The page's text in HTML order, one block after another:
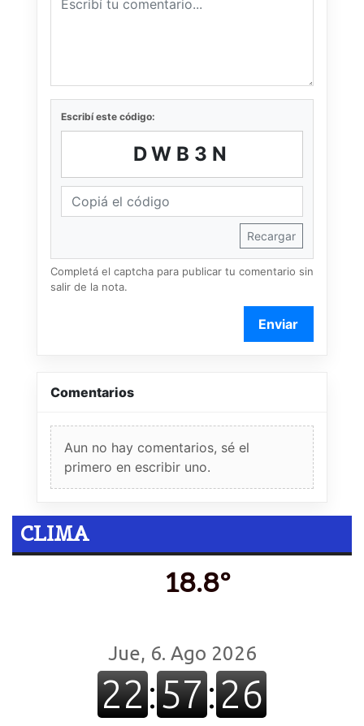
Escribí este código:
DWB3N
Recargar
Completá el captcha para publicar tu comentario sin
salir de la nota.
Enviar
Comentarios
Aun no hay comentarios, sé el
primero en escribir uno.
CLIMA
18.8º